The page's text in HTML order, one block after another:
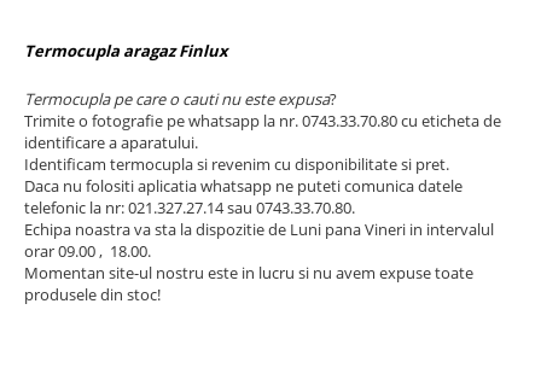
Universal
Vestel
Westwood
Whirlpool
Zanussi
Termocupla aragaz Finlux
Termocupla pe care o cauti nu este expusa?
Trimite o fotografie pe whatsapp la nr. 0743.33.70.80 cu eticheta de
identificare a aparatului.
Identificam termocupla si revenim cu disponibilitate si pret.
Daca nu folositi aplicatia whatsapp ne puteti comunica datele
telefonic la nr: 021.327.27.14 sau 0743.33.70.80.
Echipa noastra va sta la dispozitie de Luni pana Vineri in intervalul
orar 09.00 , 18.00.
Momentan site-ul nostru este in lucru si nu avem expuse toate
produsele din stoc!